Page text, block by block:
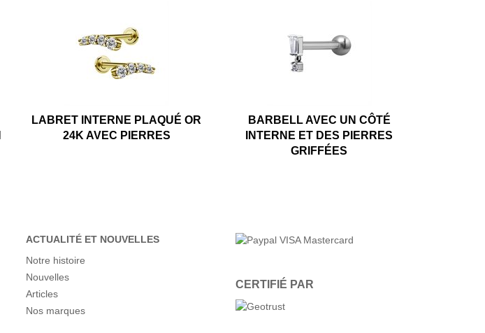
LABRET INTERNE PLAQUÉ OR
24K AVEC PIERRES
BARBELL AVEC UN CÔTÉ
INTERNE ET DES PIERRES
GRIFFÉES
ACTUALITÉ ET NOUVELLES
Notre histoire
Nouvelles
Articles
Nos marques
CERTIFIÉ PAR